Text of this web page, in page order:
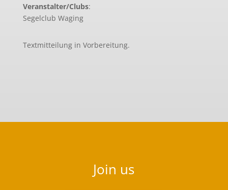
Veranstalter/Clubs:
Segelclub Waging
Textmitteilung in Vorbereitung.
Join us